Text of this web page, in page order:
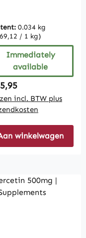
0.034 kg
/ 1 kg)
Immediately
available
price:
incl. BTW plus
winkelwagen